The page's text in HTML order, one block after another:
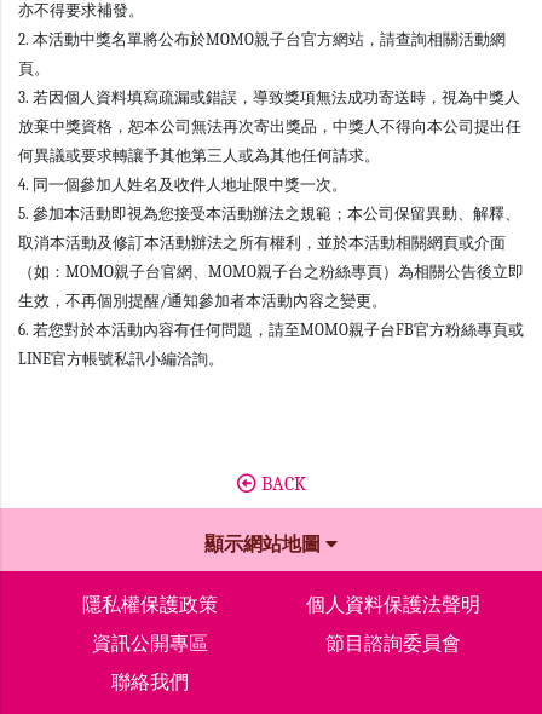
亦不得要求補發。
2. 本活動中獎名單將公布於MOMO親子台官方網站，請查詢相關活動網
頁。
3. 若因個人資料填寫疏漏或錯誤，導致獎項無法成功寄送時，視為中獎人
放棄中獎資格，恕本公司無法再次寄出獎品，中獎人不得向本公司提出任
何異議或要求轉讓予其他第三人或為其他任何請求。
4. 同一個參加人姓名及收件人地址限中獎一次。
5. 參加本活動即視為您接受本活動辦法之規範；本公司保留異動、解釋、
取消本活動及修訂本活動辦法之所有權利，並於本活動相關網頁或介面
（如：MOMO親子台官網、MOMO親子台之粉絲專頁）為相關公告後立即
生效，不再個別提醒/通知參加者本活動內容之變更。
6. 若您對於本活動內容有任何問題，請至MOMO親子台FB官方粉絲專頁或
LINE官方帳號私訊小編洽詢。
BACK
顯示網站地圖
隱私權保護政策
個人資料保護法聲明
資訊公開專區
節目諮詢委員會
聯絡我們